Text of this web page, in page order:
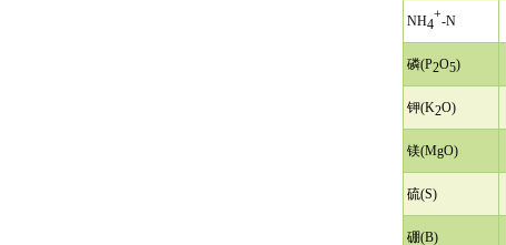
NH4
+-N
磷(P2O5)
钾(K2O)
镁(MgO)
硫(S)
硼(B)